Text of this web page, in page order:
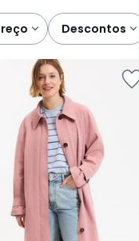
preço descontos